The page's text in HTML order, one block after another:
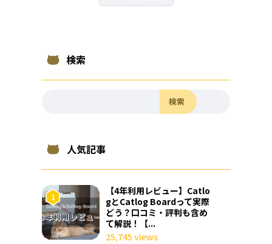
検索
検索
人気記事
【4年利用レビュー】Catlo
gとCatlog Boardって実際
どう？口コミ・評判も含め
て解説！【...
25,745 views